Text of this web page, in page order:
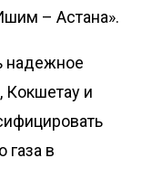
– Астана».
надежное
Кокшетау и
газа в